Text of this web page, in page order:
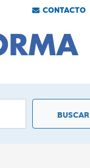
CONTACTO